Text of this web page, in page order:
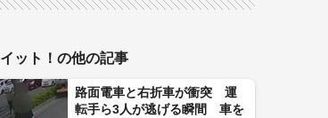
イット！の他の記事
路面電車と右折車が衝突 運
転手ら3人が逃げる瞬間 車を